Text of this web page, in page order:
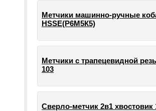
Метчики машинно-ручные
HSSE(Р6М5К5)
Метчики с трапецевидной
103
Сверло-метчик 2в1 хвостовик